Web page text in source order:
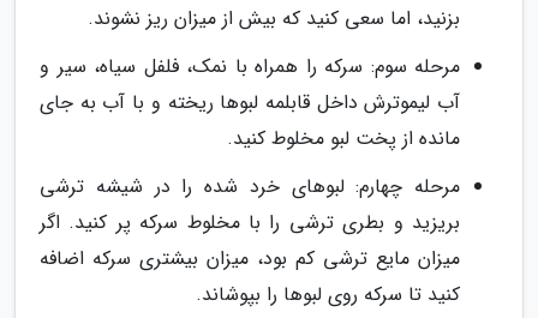
بزنید، اما سعی کنید که بیش از میزان ریز نشوند.
مرحله سوم: سرکه را همراه با نمک، فلفل سیاه، سیر و
آب لیموترش داخل قابلمه لبوها ریخته و با آب به جای
مانده از پخت لبو مخلوط کنید.
مرحله چهارم: لبوهای خرد شده را در شیشه ترشی
بریزید و بطری ترشی را با مخلوط سرکه پر کنید. اگر
میزان مایع ترشی کم بود، میزان بیشتری سرکه اضافه
کنید تا سرکه روی لبوها را بپوشاند.